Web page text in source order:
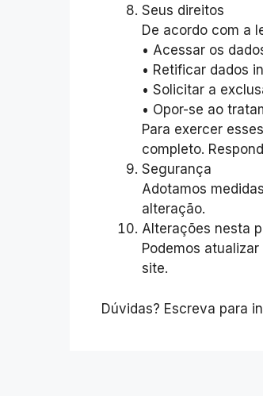
Seus direitos
De acordo com a
• Acessar os
• Retificar dados
• Solicitar a
• Opor-se ao
Para exercer
completo.
Segurança
Adotamos
alteração.
Alterações nesta
Podemos
site.
Dúvidas? Escreva para